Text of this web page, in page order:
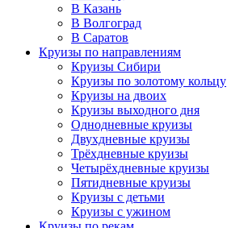
В Казань
В Волгоград
В Саратов
Круизы по направлениям
Круизы Сибири
Круизы по золотому кольцу
Круизы на двоих
Круизы выходного дня
Однодневные круизы
Двухдневные круизы
Трёхдневные круизы
Четырёхдневные круизы
Пятидневные круизы
Круизы с детьми
Круизы с ужином